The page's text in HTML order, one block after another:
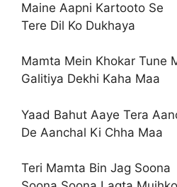
Maine Aapni Kartooto Se
Tere Dil Ko Dukhaya
Mamta Mein Khokar Tune
Galitiya Dekhi Kaha Maa
Yaad Bahut Aaye Tera
De Aanchal Ki Chha Maa
Teri Mamta Bin Jag Soona